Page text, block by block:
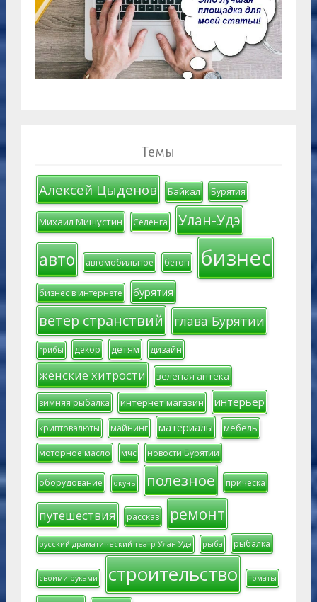
Темы
Алексей Цыденов Байкал Бурятия
Михаил Мишустин Селенга Улан-Удэ
авто автомобильное бетон бизнес
бизнес в интернете бурятия
ветер странствий глава Бурятии
грибы декор детям дизайн
женские хитрости зеленая аптека
зимняя рыбалка интернет магазин интерьер
криптовалюты майнинг материалы мебель
моторное масло мчс новости Бурятии
оборудование окунь полезное прическа
путешествия рассказ ремонт
русский драматический театр Улан-Удэ рыба рыбалка
своими руками строительство томаты